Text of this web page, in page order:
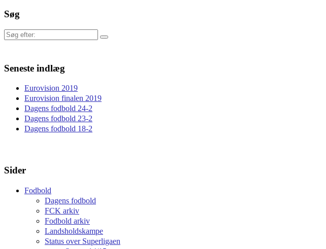
Søg
Søg
Seneste indlæg
Eurovision 2019
Eurovision finalen 2019
Dagens fodbold 24-2
Dagens fodbold 23-2
Dagens fodbold 18-2
Sider
Fodbold
Dagens fodbold
FCK arkiv
Fodbold arkiv
Landsholdskampe
Status over Superligaen